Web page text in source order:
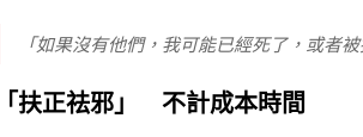
「如果沒有他們，我可能已經死了，或者被
「扶正祛邪」 不計成本時間